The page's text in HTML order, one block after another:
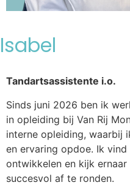
Isabel
Tandartsassistente i.o.
Sinds juni 2026 ben ik
in opleiding bij Van Rij
interne opleiding, waarbij
en ervaring opdoe. Ik
ontwikkelen en kijk
succesvol af te ronden.